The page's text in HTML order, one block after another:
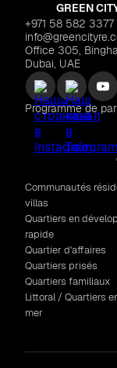
GREEN
+971 58 582 3377
Office 305,
Dubai, UAE
Programme de
Communautés
villas
Quartiers en
rapide
Quartier d'affaires
Quartiers prisés
Quartiers familiaux
Littoral / Quartiers
mer